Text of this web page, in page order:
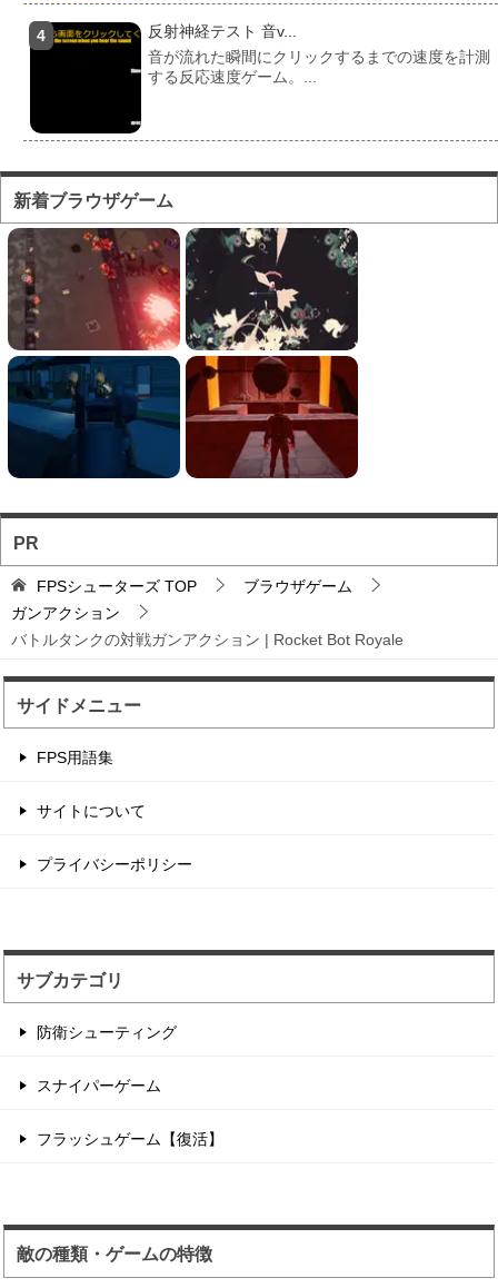
反射神経テスト 音v...
音が流れた瞬間にクリックするまでの速度を計測
する反応速度ゲーム。...
フォートナイト風のマ...
対人ゲームとしてかなり人気の高い「フォートナ
イト」をブラウザで遊...
バトロワFPS対戦ゲ...
輸送機からパラシュート落下から始まるバトロワ
FPS。
フォートナイト風の建...
フォートナイト風の建築バトルが楽しめる無料ブ
ソロとチーム戦を様々...
住人を射撃して制限時間以内のハイスコアを目指
新着ブラウザゲーム
PR
FPSシューターズ TOP
ブラウザゲーム
ガンアクション
バトルタンクの対戦ガンアクション | Rocket Bot Royale
サイドメニュー
FPS用語集
サイトについて
プライバシーポリシー
サブカテゴリ
防衛シューティング
スナイパーゲーム
フラッシュゲーム【復活】
敵の種類・ゲームの特徴